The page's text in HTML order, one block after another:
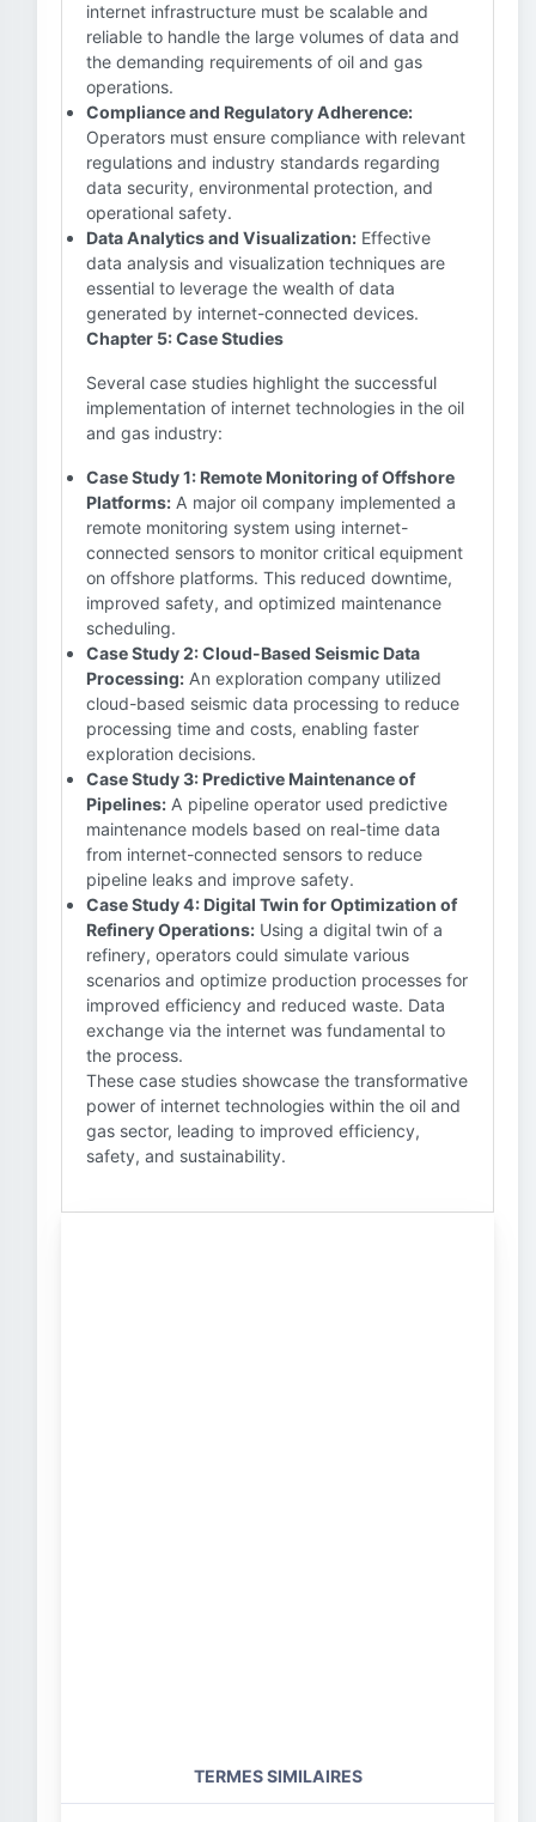
internet infrastructure must be scalable and
reliable to handle the large volumes of data and
the demanding requirements of oil and gas
operations.
Compliance and Regulatory Adherence:
Operators must ensure compliance with relevant
regulations and industry standards regarding
data security, environmental protection, and
operational safety.
Data Analytics and Visualization: Effective
data analysis and visualization techniques are
essential to leverage the wealth of data
generated by internet-connected devices.
Chapter 5: Case Studies
Several case studies highlight the successful
implementation of internet technologies in the oil
and gas industry:
Case Study 1: Remote Monitoring of Offshore
Platforms: A major oil company implemented a
remote monitoring system using internet-
connected sensors to monitor critical equipment
on offshore platforms. This reduced downtime,
improved safety, and optimized maintenance
scheduling.
Case Study 2: Cloud-Based Seismic Data
Processing: An exploration company utilized
cloud-based seismic data processing to reduce
processing time and costs, enabling faster
exploration decisions.
Case Study 3: Predictive Maintenance of
Pipelines: A pipeline operator used predictive
maintenance models based on real-time data
from internet-connected sensors to reduce
pipeline leaks and improve safety.
Case Study 4: Digital Twin for Optimization of
Refinery Operations: Using a digital twin of a
refinery, operators could simulate various
scenarios and optimize production processes for
improved efficiency and reduced waste. Data
exchange via the internet was fundamental to
the process.
These case studies showcase the transformative
power of internet technologies within the oil and
gas sector, leading to improved efficiency,
safety, and sustainability.
TERMES SIMILAIRES